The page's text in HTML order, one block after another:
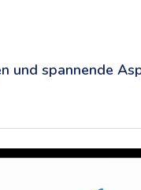
und spannende